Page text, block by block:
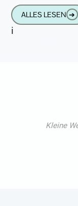
einzugeben.
Abenteuer
ALLES LESEN ➔
i